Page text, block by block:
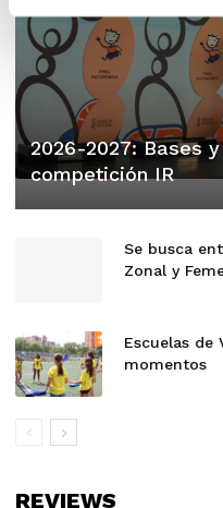
2026-2027: Bases
competición IR
Se busca
Zonal y
Escuelas de
momentos
REVIEWS